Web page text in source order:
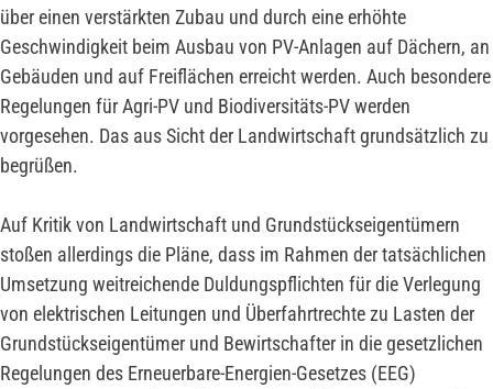
über einen verstärkten Zubau und durch eine erhöhte
Geschwindigkeit beim Ausbau von PV-Anlagen auf Dächern, an
Gebäuden und auf Freiflächen erreicht werden. Auch besondere
Regelungen für Agri-PV und Biodiversitäts-PV werden
vorgesehen. Das aus Sicht der Landwirtschaft grundsätzlich zu
begrüßen.
Auf Kritik von Landwirtschaft und Grundstückseigentümern
stoßen allerdings die Pläne, dass im Rahmen der tatsächlichen
Umsetzung weitreichende Duldungspflichten für die Verlegung
von elektrischen Leitungen und Überfahrtrechte zu Lasten der
Grundstückseigentümer und Bewirtschafter in die gesetzlichen
Regelungen des Erneuerbare-Energien-Gesetzes (EEG)